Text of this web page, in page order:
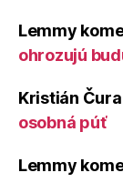
Lemmy
ohrozujú
Kristián Čura
osobná púť
Lemmy